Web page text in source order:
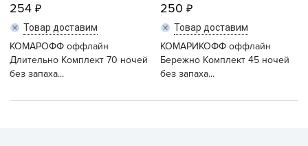
254
Товар доставим
КОМАРОФФ оффлайн
Длительно Комплект 70 ночей
без запаха...
250
Товар доставим
КОМАРИКОФФ оффлайн
Бережно Комплект 45 ночей
без запаха...